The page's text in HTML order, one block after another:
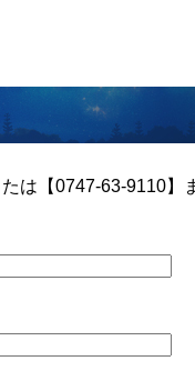
は【0747-63-9110】